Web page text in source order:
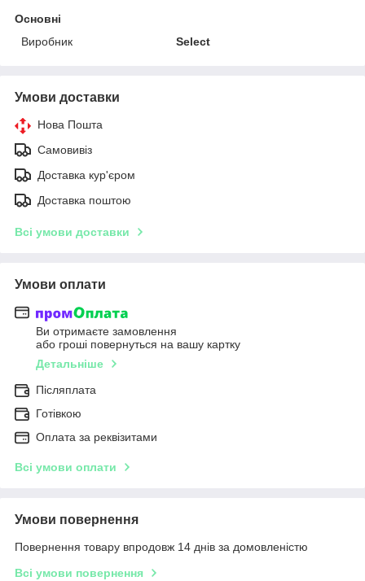
Основні
Виробник
Select
Умови доставки
Нова Пошта
Самовивіз
Доставка кур'єром
Доставка поштою
Всі умови доставки
Умови оплати
Ви отримаєте замовлення
або гроші повернуться на вашу картку
Детальніше
Післяплата
Готівкою
Оплата за реквізитами
Всі умови оплати
Умови повернення
Повернення товару впродовж 14 днів за домовленістю
Всі умови повернення